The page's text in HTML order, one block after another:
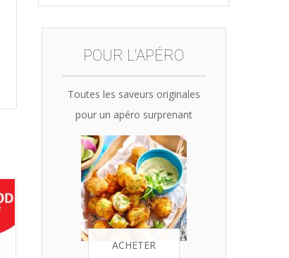
POUR L'APÉRO
Toutes les saveurs originales
pour un apéro surprenant
ACHETER